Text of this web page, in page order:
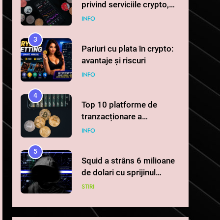
privind serviciile crypto,
obligatoriu de la 1 iulie în
INFO
3
Pariuri cu plata în crypto:
avantaje și riscuri
INFO
4
Top 10 platforme de
tranzacționare a
criptomonedelor în 2026
INFO
5
Squid a strâns 6 milioane
de dolari cu sprijinul
Ripple, apoi a pierdut
un atac cibernetic în mai
STIRI
6
Banii digitali și arhitectura